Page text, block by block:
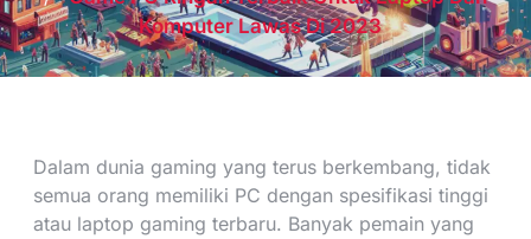
Komputer Lawas Di 2023
Dalam dunia gaming yang terus berkembang, tidak
semua orang memiliki PC dengan spesifikasi tinggi
atau laptop gaming terbaru. Banyak pemain yang